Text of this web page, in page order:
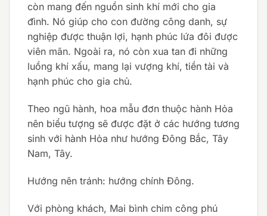
còn mang đến nguồn sinh khí mới cho gia
đình. Nó giúp cho con đường công danh, sự
nghiệp được thuận lợi, hạnh phúc lứa đôi được
viên mãn. Ngoài ra, nó còn xua tan đi những
luồng khí xấu, mang lại vượng khí, tiền tài và
hạnh phúc cho gia chủ.
Theo ngũ hành, hoa mẫu đơn thuộc hành Hỏa
nên biểu tượng sẽ được đặt ở các hướng tương
sinh với hành Hỏa như hướng Đông Bắc, Tây
Nam, Tây.
Hướng nên tránh: hướng chính Đông.
Với phòng khách, Mai bình chim công phú